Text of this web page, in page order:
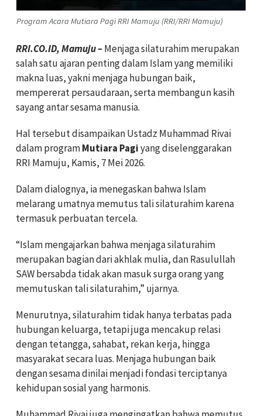
Program Acara Mutiara Pagi RRI Mamuju (RRI/RRI Mamuju)
RRI.CO.ID, Mamuju –Menjaga silaturahim merupakan
salah satu ajaran penting dalam Islam yang memiliki
makna luas, yakni menjaga hubungan baik,
mempererat persaudaraan, serta membangun kasih
sayang antar sesama manusia.
Hal tersebut disampaikan Ustadz Muhammad Rivai
dalam programMutiara Pagiyang diselenggarakan
RRI Mamuju, Kamis, 7 Mei 2026.
Dalam dialognya, ia menegaskan bahwa Islam
melarang umatnya memutus tali silaturahim karena
termasuk perbuatan tercela.
“Islam mengajarkan bahwa menjaga silaturahim
merupakan bagian dari akhlak mulia, dan Rasulullah
SAW bersabda tidak akan masuk surga orang yang
memutuskan tali silaturahim,” ujarnya.
Menurutnya, silaturahim tidak hanya terbatas pada
hubungan keluarga, tetapi juga mencakup relasi
dengan tetangga, sahabat, rekan kerja, hingga
masyarakat secara luas. Menjaga hubungan baik
dengan sesama dinilai menjadi fondasi terciptanya
kehidupan sosial yang harmonis.